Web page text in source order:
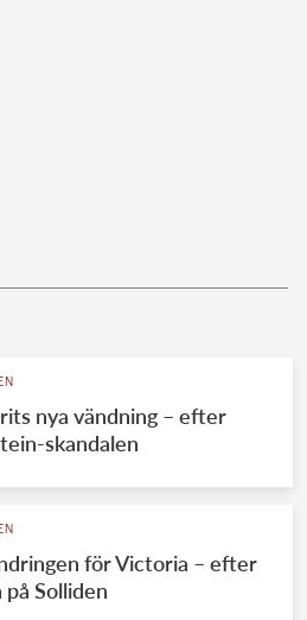
nya vändning – efter
skandalen
för Victoria – efter
Solliden